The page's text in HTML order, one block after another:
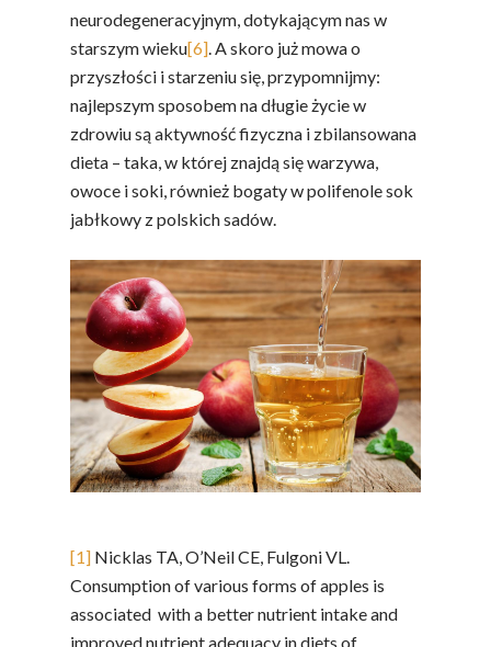
neurodegeneracyjnym, dotykającym nas w
starszym wieku[6]. A skoro już mowa o
przyszłości i starzeniu się, przypomnijmy:
najlepszym sposobem na długie życie w
zdrowiu są aktywność fizyczna i zbilansowana
dieta – taka, w której znajdą się warzywa,
owoce i soki, również bogaty w polifenole sok
jabłkowy z polskich sadów.
[1] Nicklas TA, O’Neil CE, Fulgoni VL.
Consumption of various forms of apples is
associated with a better nutrient intake and
improved nutrient adequacy in diets of